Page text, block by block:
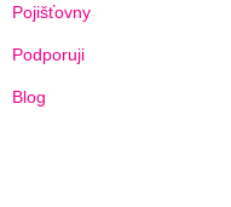
Pojišťovny
Podporuji
Blog